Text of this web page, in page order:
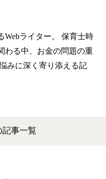
Webライター。 保育士時
わる中、お金の問題の重
みに深く寄り添える記
事一覧